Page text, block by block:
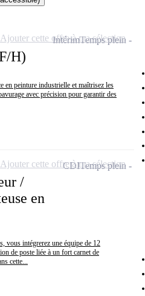
H)
en peinture industrielle et maîtrisez les
avec précision pour garantir des
IntérimTemps plein
Ajouter cette offre à ma sélection
/
en
vous intégrerez une équipe de 12
de poste liée à un fort carnet de
cette...
CDITemps plein
Ajouter cette offre à ma sélection